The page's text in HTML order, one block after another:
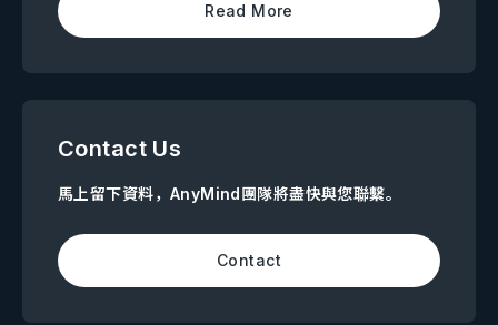
Read More
Contact Us
馬上留下資料，AnyMind團隊將盡快與您聯繫。
Contact